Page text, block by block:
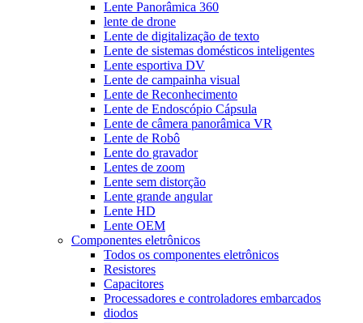
Lente Panorâmica 360
lente de drone
Lente de digitalização de texto
Lente de sistemas domésticos inteligentes
Lente esportiva DV
Lente de campainha visual
Lente de Reconhecimento
Lente de Endoscópio Cápsula
Lente de câmera panorâmica VR
Lente de Robô
Lente do gravador
Lentes de zoom
Lente sem distorção
Lente grande angular
Lente HD
Lente OEM
Componentes eletrônicos
Todos os componentes eletrônicos
Resistores
Capacitores
Processadores e controladores embarcados
diodos